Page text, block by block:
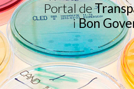
Portal de
iBon